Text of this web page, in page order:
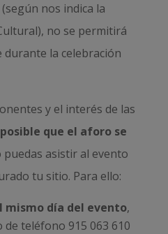
nos indica la
no se permitirá
durante la celebración
y el interés de las
que el aforo se
puedas asistir al evento
tu sitio. Para ello:
mismo día del evento,
teléfono 915 063 610